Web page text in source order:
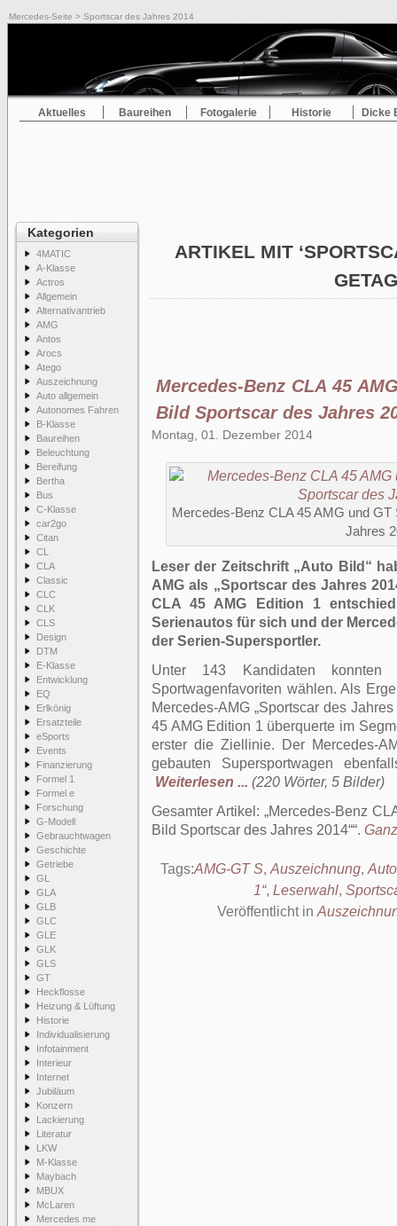
Mercedes-Seite > Sportscar des Jahres 2014
Aktuelles Baureihen Fotogalerie Historie Dicke
Kategorien
4MATIC
A-Klasse
Actros
Allgemein
Alternativantrieb
AMG
Antos
Arocs
Atego
Auszeichnung
Auto allgemein
Autonomes Fahren
B-Klasse
Baureihen
Beleuchtung
Bereifung
Bertha
Bus
C-Klasse
car2go
Citan
CL
CLA
Classic
CLC
CLK
CLS
Design
DTM
E-Klasse
Entwicklung
EQ
Erlkönig
Ersatzteile
eSports
Events
Finanzierung
Formel 1
Formel e
Forschung
G-Modell
Gebrauchtwagen
Geschichte
Getriebe
GL
GLA
GLB
GLC
GLE
GLK
GLS
GT
Heckflosse
Heizung & Lüftung
Historie
Individualisierung
Infotainment
Interieur
Internet
Jubiläum
Konzern
Lackierung
Literatur
LKW
M-Klasse
Maybach
MBUX
McLaren
Mercedes me
ARTIKEL MIT
Mercedes-Benz CLA 45
Bild Sportscar des Jahres
Montag, 01. Dezember 2014
Mercedes-Benz CLA 45 AMG und
Jahres
Leser der Zeitschrift „Auto Bild“
AMG als „Sportscar des Jahres
CLA 45 AMG Edition 1
Serienautos für sich und der
der Serien-Supersportler.
Unter 143 Kandidaten
Sportwagenfavoriten wählen. Als
Mercedes-AMG „Sportscar des
45 AMG Edition 1 überquerte im
erster die Ziellinie. Der Mercedes-
gebauten Supersportwagen
Weiterlesen ... (220 Wörter, 5 Bilder)
Gesamter Artikel: Mercedes-Benz
Bild Sportscar des Jahres 2014“ .
Tags:AMG-GT S, Auszeichnung,
1“, Leserwahl,
Veröffentlicht in